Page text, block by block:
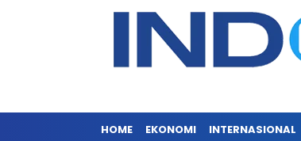
HOME EKONOMI INTERNASIONAL